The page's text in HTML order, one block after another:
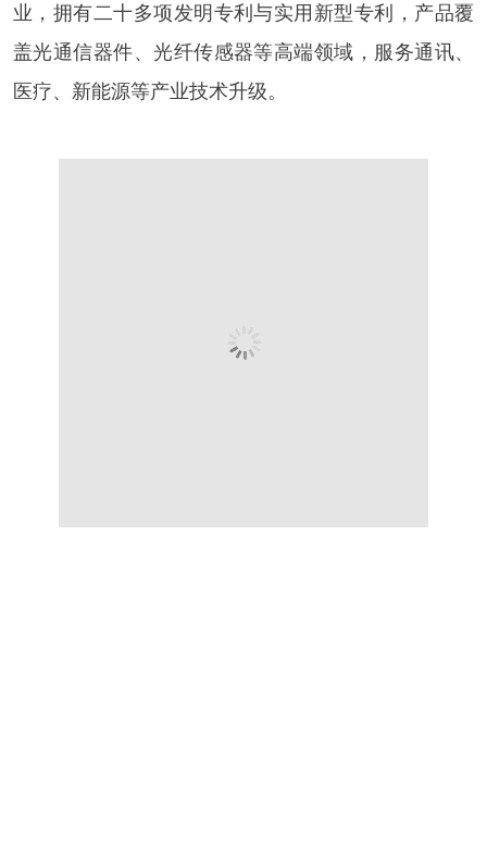
业，拥有二十多项发明专利与实用新型专利，产品覆
盖光通信器件、光纤传感器等高端领域，服务通讯、
医疗、新能源等产业技术升级。